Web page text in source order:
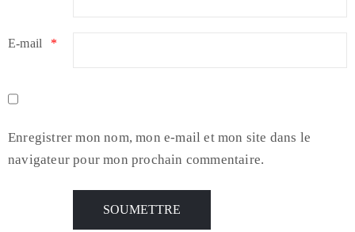
E-mail *
Enregistrer mon nom, mon e-mail et mon site dans le
navigateur pour mon prochain commentaire.